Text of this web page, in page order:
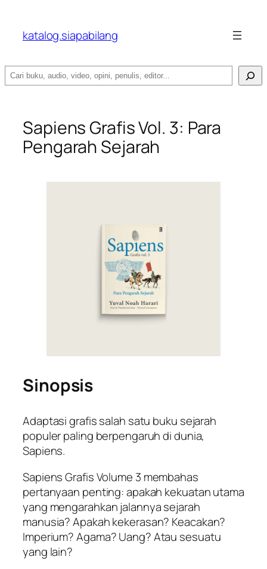
katalog.siapabilang
Search
Sapiens Grafis Vol. 3: Para
Pengarah Sejarah
Sinopsis
Adaptasi grafis salah satu buku sejarah
populer paling berpengaruh di dunia,
Sapiens.
Sapiens Grafis Volume 3 membahas
pertanyaan penting: apakah kekuatan utama
yang mengarahkan jalannya sejarah
manusia? Apakah kekerasan? Keacakan?
Imperium? Agama? Uang? Atau sesuatu
yang lain?